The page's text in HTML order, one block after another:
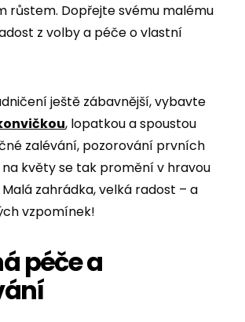
růstem. Dopřejte svému malému
z volby a péče o vlastní
ještě zábavnější, vybavte
, lopatkou a spoustou
zalévání, pozorování prvních
květy se tak promění v hravou
zahrádka, velká radost – a
vzpomínek!
péče a